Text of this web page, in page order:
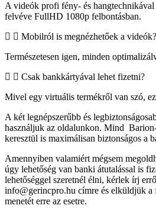
A videók profi fény- és
felvéve FullHD 1080p felbontásban.
Mobilról is megnézhetőek a videók?
Természetesen igen, minden
Csak bankkártyával lehet fizetni?
Mivel egy virtuális termékről van szó,
A két legnépszerűbb és
használjuk az oldalunkon. Mind
keresztül is maximálisan biztonságos a
Amennyiben valamiért mégsem
úgy lehetőség van banki átutalással is
lehetőséggel szeretnél élni, kérlek írj
info@gerincpro.hu címre és elküldjük a
menetét erre az esetre.